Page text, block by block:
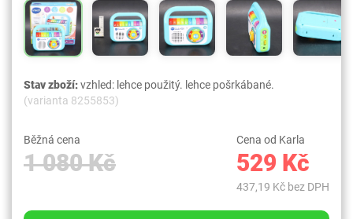
Stav zboží:vzhled: lehce použitý. lehce pošrkábané.
(varianta 8255853)
Běžná cena
1 080 Kč
Cena od Karla
529 Kč
437,19 Kč bez DPH